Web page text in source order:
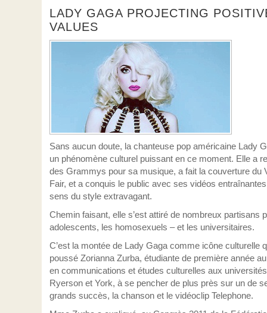
LADY GAGA PROJECTING
VALUES
Sans aucun doute, la chanteuse pop américaine Lady
un phénomène culturel puissant en ce moment. Elle a
des Grammys pour sa musique, a fait la couverture du
Fair, et a conquis le public avec ses vidéos
sens du style extravagant.
Chemin faisant, elle s’est attiré de nombreux partisans
adolescents, les homosexuels – et les universitaires.
C’est la montée de Lady Gaga comme icône culturelle
poussé Zorianna Zurba, étudiante de première année
en communications et études culturelles aux universités
Ryerson et York, à se pencher de plus près sur un de
grands succès, la chanson et le vidéoclip Telephone.